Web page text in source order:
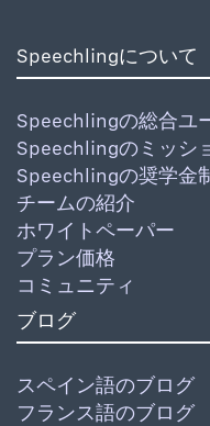
Speechlingについて
Speechlingの総合ユ
Speechlingのミッシ
Speechlingの奨学金
チームの紹介
ホワイトペーパー
プラン価格
コミュニティ
ブログ
スペイン語のブログ
フランス語のブログ